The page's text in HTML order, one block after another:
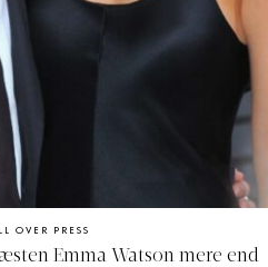
OVER PRESS
Emma Watson mere end